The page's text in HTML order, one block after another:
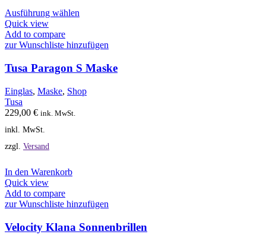
Ausführung wählen
mehrere
auf.
Die
können
Quick view
Add to compare
zur Wunschliste hinzufügen
Tusa Paragon S Maske
Einglas, Maske, Shop
Tusa
229,00 € ink. MwSt.
inkl. MwSt.
zzgl. Versand
In den Warenkorb
Quick view
Add to compare
zur Wunschliste hinzufügen
Velocity Klana Sonnenbrillen